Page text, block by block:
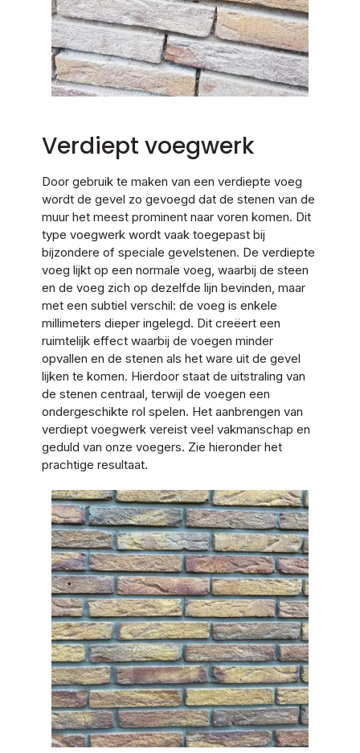
Verdiept voegwerk
Door gebruik te maken van een verdiepte voeg
wordt de gevel zo gevoegd dat de stenen van de
muur het meest prominent naar voren komen. Dit
type voegwerk wordt vaak toegepast bij
bijzondere of speciale gevelstenen. De verdiepte
voeg lijkt op een normale voeg, waarbij de steen
en de voeg zich op dezelfde lijn bevinden, maar
met een subtiel verschil: de voeg is enkele
millimeters dieper ingelegd. Dit creëert een
ruimtelijk effect waarbij de voegen minder
opvallen en de stenen als het ware uit de gevel
lijken te komen. Hierdoor staat de uitstraling van
de stenen centraal, terwijl de voegen een
ondergeschikte rol spelen. Het aanbrengen van
verdiept voegwerk vereist veel vakmanschap en
geduld van onze voegers. Zie hieronder het
prachtige resultaat.